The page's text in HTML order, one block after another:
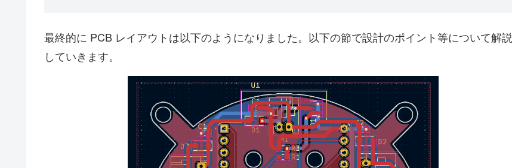
最終的に PCB レイアウトは以下のようになりました。以下の節で設計のポイント等について解説
していきます。